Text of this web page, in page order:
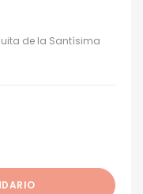
de la Santísima